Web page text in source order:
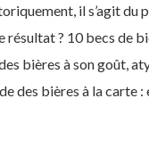
il s’agit du
? 10 becs de
bières à son goût,
des bières à la carte :